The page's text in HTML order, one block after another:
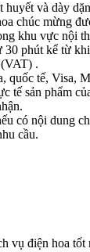
và dày
chúc mừng
khu vực nội
phút kể từ
.
quốc tế, Visa,
tế sản phẩm
có nội dung
cầu.
vụ điện hoa tốt